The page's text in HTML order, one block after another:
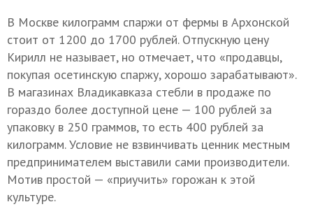
В Москве килограмм спаржи от фермы в Архонской
стоит от 1200 до 1700 рублей. Отпускную цену
Кирилл не называет, но отмечает, что «продавцы,
покупая осетинскую спаржу, хорошо зарабатывают».
В магазинах Владикавказа стебли в продаже по
гораздо более доступной цене — 100 рублей за
упаковку в 250 граммов, то есть 400 рублей за
килограмм. Условие не взвинчивать ценник местным
предпринимателем выставили сами производители.
Мотив простой — «приучить» горожан к этой
культуре.